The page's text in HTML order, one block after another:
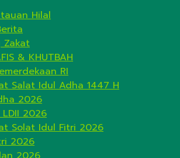
Hilal
Zakat
& KHUTBAH
RI
Salat Idul Adha 1447 H
2026
2026
Solat Idul Fitri 2026
2026